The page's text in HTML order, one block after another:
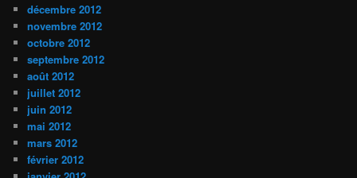
décembre 2012
novembre 2012
octobre 2012
septembre 2012
août 2012
juillet 2012
juin 2012
mai 2012
mars 2012
février 2012